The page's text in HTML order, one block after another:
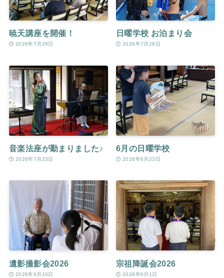
暁天講座を開催！
2026年7月29日
日曜学校 お泊まり会
2026年7月28日
音楽法座が勤まりました♪
2026年7月23日
6月の日曜学校
2026年6月23日
遺影撮影会2026
2026年6月10日
宗祖降誕会2026
2026年6月1日